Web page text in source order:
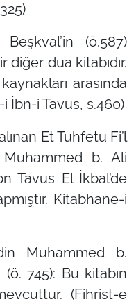
(ö.587)
diğer dua kitabıdır.
arasında
İbn-i Tavus, s.460)
Et Tuhfetu Fi’l
b. Ali
Tavus El İkbal’de
Kitabhane-i
Muhammed b.
745): Bu kitabın
(Fihrist-e